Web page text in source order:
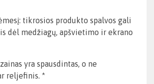
tikrosios produkto spalvos gali
dėl medžiagų, apšvietimo ir ekrano
yra spausdintas, o ne
reljefinis. *